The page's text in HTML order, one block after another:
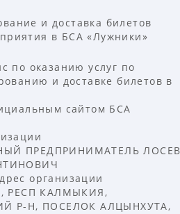
и доставка билетов
в БСА «Лужники»
по оказанию услуг по
и доставке билетов в
сайтом БСА
ПРЕДПРИНИМАТЕЛЬ ЛОСЕВ
организации
РЕСП КАЛМЫКИЯ,
Р-Н, ПОСЕЛОК АЛЦЫНХУТА,